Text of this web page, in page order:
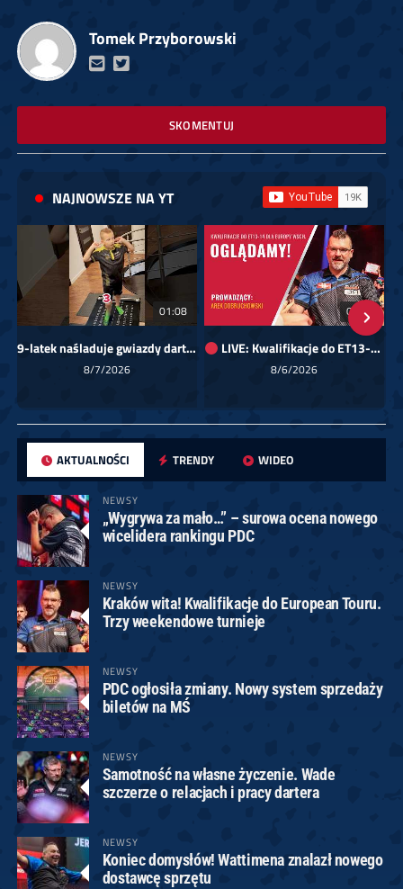
Tomek Przyborowski
SKOMENTUJ
NAJNOWSZE NA YT
01:08
9-latek naśladuje gwiazdy darta!
8/7/2026
00:00
LIVE: Kwalifikacje do ET13-14 dla Europy Wschodniej
8/6/2026
AKTUALNOŚCI TRENDY WIDEO
NEWSY
„Wygrywa za mało…” – surowa ocena nowego
wicelidera rankingu PDC
NEWSY
Kraków wita! Kwalifikacje do European Touru.
Trzy weekendowe turnieje
NEWSY
PDC ogłosiła zmiany. Nowy system sprzedaży
biletów na MŚ
NEWSY
Samotność na własne życzenie. Wade
szczerze o relacjach i pracy dartera
NEWSY
Koniec domysłów! Wattimena znalazł nowego
dostawcę sprzętu